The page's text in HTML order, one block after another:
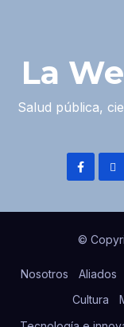
La
Salud pública,
©
Nosotros Aliados
Cultura